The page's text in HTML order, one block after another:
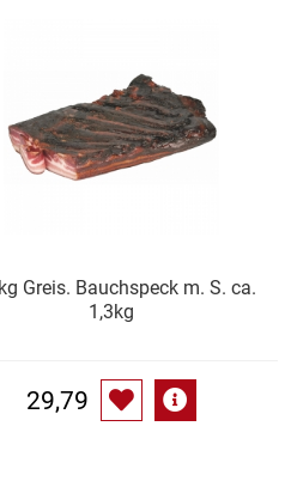
Greis. Bauchspeck m. S. ca.
1,3kg
29,79